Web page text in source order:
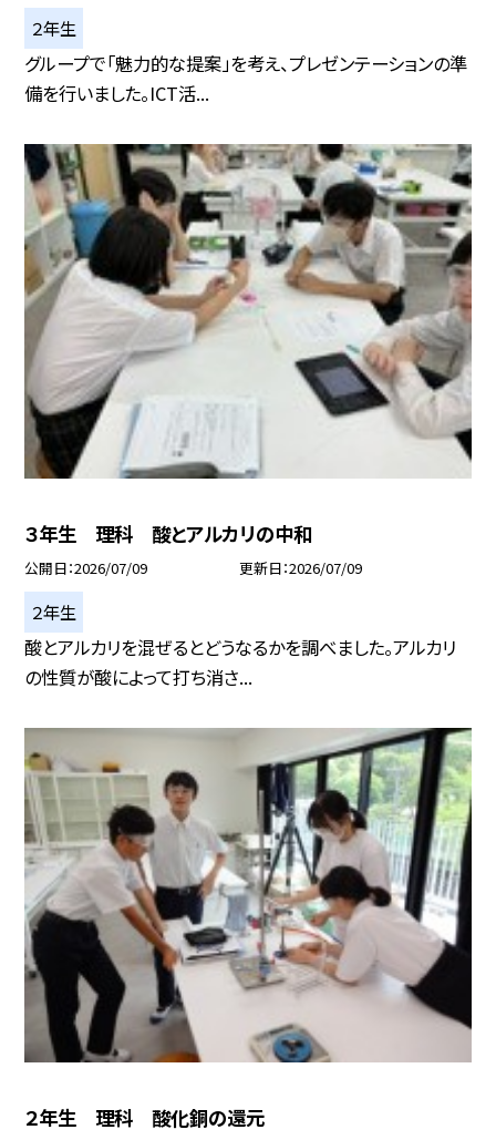
２年生
グループで「魅力的な提案」を考え、プレゼンテーションの準
備を行いました。ICT活...
３年生 理科 酸とアルカリの中和
公開日 2026/07/09 更新日 2026/07/09
２年生
酸とアルカリを混ぜるとどうなるかを調べました。アルカリ
の性質が酸によって打ち消さ...
２年生 理科 酸化銅の還元